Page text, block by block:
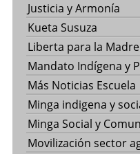
Justicia y Armonía
Kueta Susuza
Liberta para la
Mandato Indígena y
Más Noticias Escuela
Minga indigena y
Minga Social y
Movilización sector